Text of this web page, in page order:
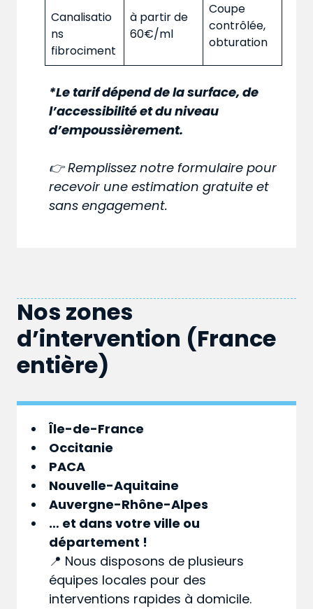
Canalisatio
ns
fibrociment
à partir de
60€/ml
Coupe
contrôlée,
obturation
*Le tarif dépend de la surface, de
l’accessibilité et du niveau
d’empoussièrement.
👉 Remplissez notre formulaire pour
recevoir une estimation gratuite et
sans engagement.
Nos zones
d’intervention (France
entière)
Île-de-France
Occitanie
PACA
Nouvelle-Aquitaine
Auvergne-Rhône-Alpes
… et dans votreville ou
département !
📍 Nous disposons de plusieurs
équipes locales pour des
interventions rapides à domicile.